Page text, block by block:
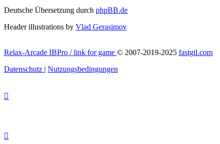
Deutsche Übersetzung durch phpBB.de
Header illustrations by Vlad Gerasimov
Relax-Arcade IBPro / link for game © 2007-2019-2025 fastgil.com
Datenschutz | Nutzungsbedingungen